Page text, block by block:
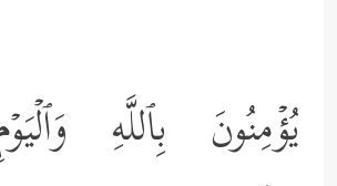
یُؤۡمِنُونَ بِٱللَّهِ